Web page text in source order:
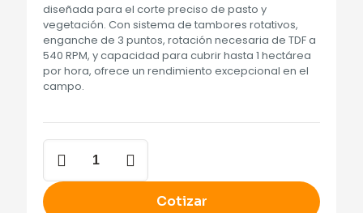
diseñada para el corte preciso de pasto y
vegetación. Con sistema de tambores rotativos,
enganche de 3 puntos, rotación necesaria de TDF a
540 RPM, y capacidad para cubrir hasta 1 hectárea
por hora, ofrece un rendimiento excepcional en el
campo.
Segadora
Discos
cantidad
Cotizar